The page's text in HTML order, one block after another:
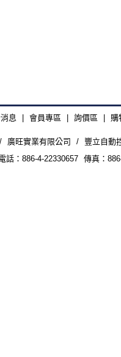
息 會員專區 詢價區 購
旺實業有限公司 / 豐立自動
：886-4-22330657 傳真：